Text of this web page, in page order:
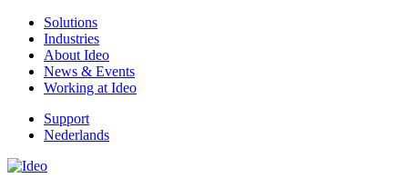
Solutions
Industries
About Ideo
News & Events
Working at Ideo
Support
Nederlands